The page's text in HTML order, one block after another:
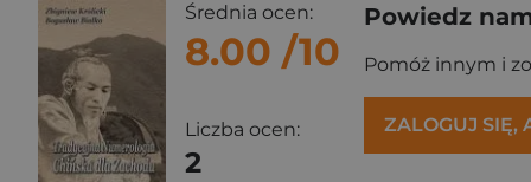
Średnia ocen:
8.00 /10
Liczba ocen:
2
Powiedz
Pomóż innym i
ZALOGUJ SIĘ,